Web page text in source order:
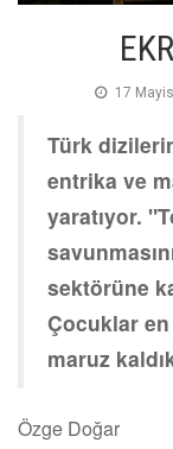
17
Türk
entrika ve
yaratıyor.
sektörüne
Çocuklar
maruz
Özge Doğar